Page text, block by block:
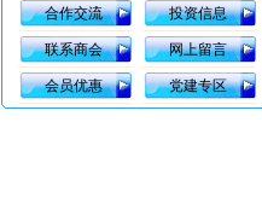
合作交流 投资信息
联系商会 网上留言
会员优惠 党建专区